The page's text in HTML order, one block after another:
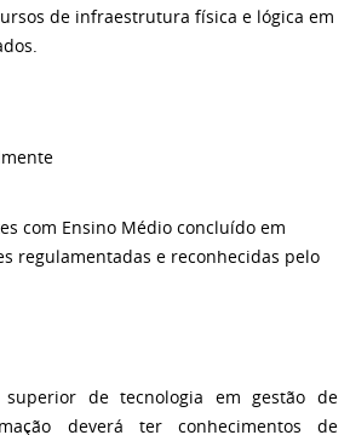
de infraestrutura física e lógica em
com Ensino Médio concluído em
regulamentadas e reconhecidas pelo
de tecnologia em gestão de
deverá ter conhecimentos de